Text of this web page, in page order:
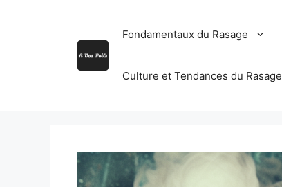
Fondamentaux du Rasage
Culture et Tendances du Rasage